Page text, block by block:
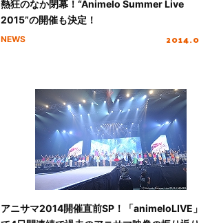
熱狂のなか閉幕！“Animelo Summer Live
2015”の開催も決定！
NEWS
アニサマ2014開催直前SP！「animeloLIVE